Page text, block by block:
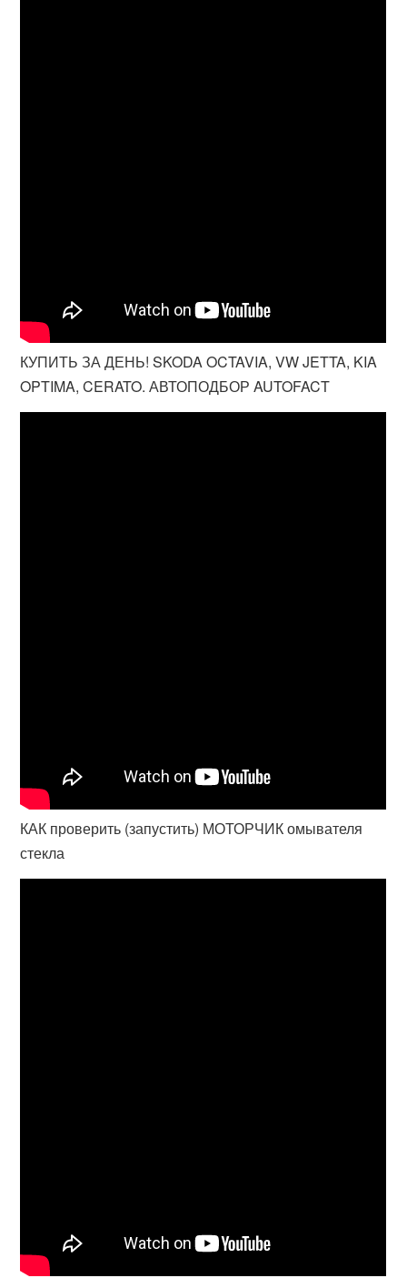
КУПИТЬ ЗА ДЕНЬ! SKODA OCTAVIA, VW JETTA, KIA
OPTIMA, CERATO. АВТОПОДБОР AUTOFACT
КАК проверить (запустить) МОТОРЧИК омывателя
стекла